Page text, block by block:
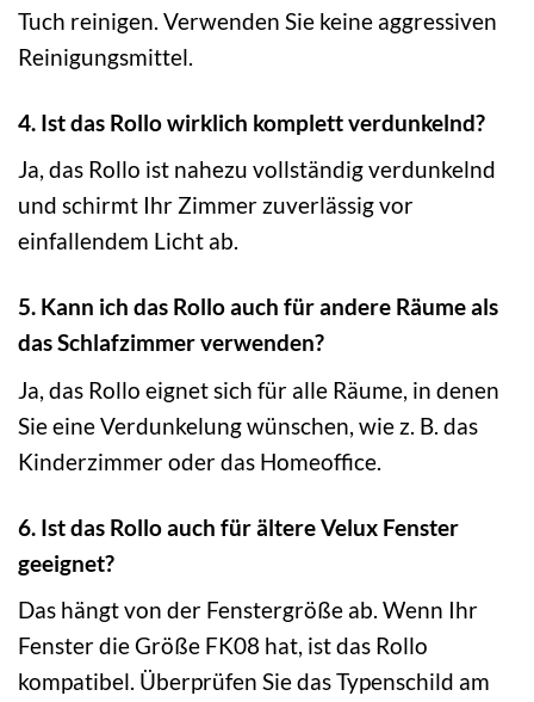
Tuch reinigen. Verwenden Sie keine aggressiven
Reinigungsmittel.
4. Ist das Rollo wirklich komplett verdunkelnd?
Ja, das Rollo ist nahezu vollständig verdunkelnd
und schirmt Ihr Zimmer zuverlässig vor
einfallendem Licht ab.
5. Kann ich das Rollo auch für andere Räume als
das Schlafzimmer verwenden?
Ja, das Rollo eignet sich für alle Räume, in denen
Sie eine Verdunkelung wünschen, wie z. B. das
Kinderzimmer oder das Homeoffice.
6. Ist das Rollo auch für ältere Velux Fenster
geeignet?
Das hängt von der Fenstergröße ab. Wenn Ihr
Fenster die Größe FK08 hat, ist das Rollo
kompatibel. Überprüfen Sie das Typenschild am